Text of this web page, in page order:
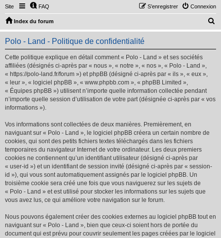
Site FAQ Connexion
S’enregistrer
Index du forum
e
Polo - Land - Politique de confidentialité
Cette politique explique en détail comment « Polo - Land » et ses sociétés
affiliées (désignés ci-après par « nous », « notre », « nos », « Polo - Land »,
« https://polo-land.fr/forum ») et phpBB (désigné ci-après par « ils », « eux »,
« leur », « logiciel phpBB », « www.phpbb.com », « phpBB Limited »,
« Équipes phpBB ») utilisent n’importe quelle information collectée pendant
n’importe quelle session d’utilisation de votre part (désignée ci-après par « vos
informations »).
Vos informations sont collectées de deux manières. Premièrement, en
naviguant sur « Polo - Land », le logiciel phpBB créera un certain nombre de
cookies, qui sont des petits fichiers textes téléchargés dans les fichiers
temporaires du navigateur Internet de votre ordinateur. Les deux premiers
cookies ne contiennent qu’un identifiant utilisateur (désigné ci-après par
« user-id ») et un identifiant de session invité (désigné ci-après par « session-
id »), qui vous sont automatiquement assignés par le logiciel phpBB. Un
troisième cookie sera créé une fois que vous naviguerez sur les sujets de
« Polo - Land » et est utilisé pour stocker les informations sur les sujets que
vous avez lus, ce qui améliore votre navigation sur le forum.
Nous pouvons également créer des cookies externes au logiciel phpBB tout en
naviguant sur « Polo - Land », bien que ceux-ci soient hors de portée du
document qui est prévu pour couvrir seulement les pages créées par le logiciel